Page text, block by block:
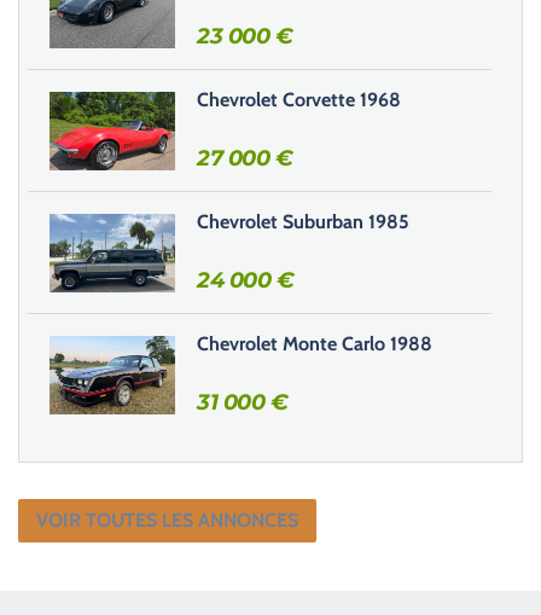
h
a
m
p
v
i
d
e
.
23 000€
Chevrolet Corvette 1968
27 000€
Chevrolet Suburban 1985
24 000€
Chevrolet Monte Carlo 1988
31 000€
VOIR TOUTES LES ANNONCES